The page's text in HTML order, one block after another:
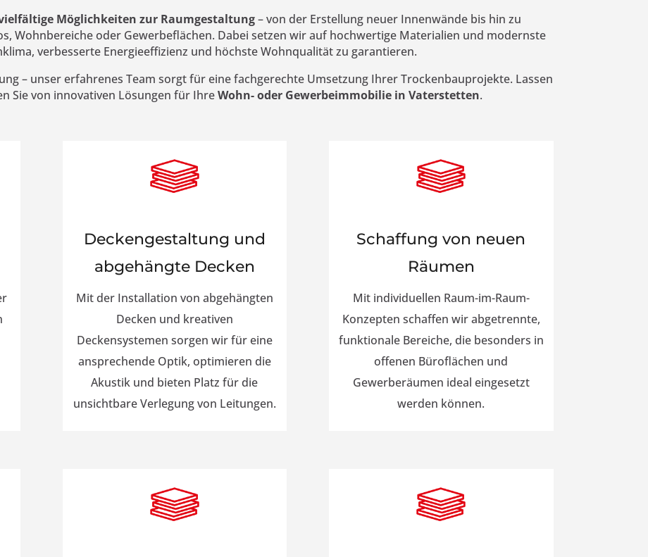
Möglichkeiten zur Raumgestaltung– von der Erstellung neuer Innenwände bis hin zu
Wohnbereiche oder Gewerbeflächen. Dabei setzen wir auf hochwertige Materialien und modernste
verbesserte Energieeffizienz und höchste Wohnqualität zu garantieren.
– unser erfahrenes Team sorgt für eine fachgerechte Umsetzung Ihrer Trockenbauprojekte. Lassen
Sie von innovativen Lösungen für IhreWohn- oder Gewerbeimmobilie in Vaterstetten.
Deckengestaltung und
abgehängte Decken
Mit der Installation von abgehängten
Decken und kreativen
Deckensystemen sorgen wir für eine
ansprechende Optik, optimieren die
Akustik und bieten Platz für die
unsichtbare Verlegung von Leitungen.
Schaffung von neuen
Räumen
Mit individuellen Raum-im-Raum-
Konzepten schaffen wir abgetrennte,
funktionale Bereiche, die besonders in
offenen Büroflächen und
Gewerberäumen ideal eingesetzt
werden können.